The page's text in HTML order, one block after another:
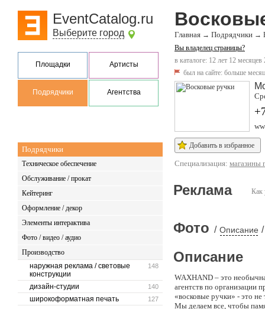
EventCatalog.ru
Выберите город
Площадки Артисты
Подрядчики Агентства
Подрядчики
Техническое обеспечение
Обслуживание / прокат
Кейтеринг
Оформление / декор
Элементы интерактива
Фото / видео / аудио
Производство
148
наружная реклама / световые
конструкции
140
дизайн-студии
127
широкоформатная печать
Главная → Подрядчики →
Вы владелец страницы?
в каталоге: 12 лет 12 месяцев
был на сайте: больше
Добавить в избранное
Специализация: магазины
Как
Реклама
Фото / Описание /
Описание
WAXHAND – это
агентств по организации
«восковые ручки» - это
Мы делаем все, чтобы